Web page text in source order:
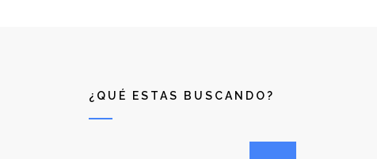
¿QUÉ ESTAS BUSCANDO?